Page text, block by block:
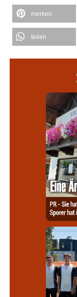
merken
teilen